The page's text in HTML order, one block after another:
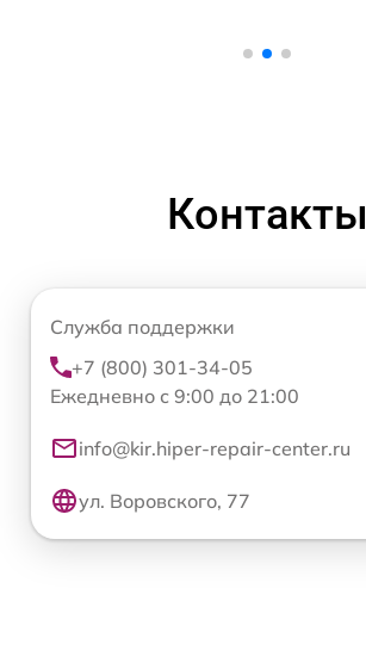
Контакты
Служба поддержки
+7 (800) 301-34-05
Ежедневно с 9:00 до 21:00
info@kir.hiper-repair-center.ru
ул. Воровского, 77